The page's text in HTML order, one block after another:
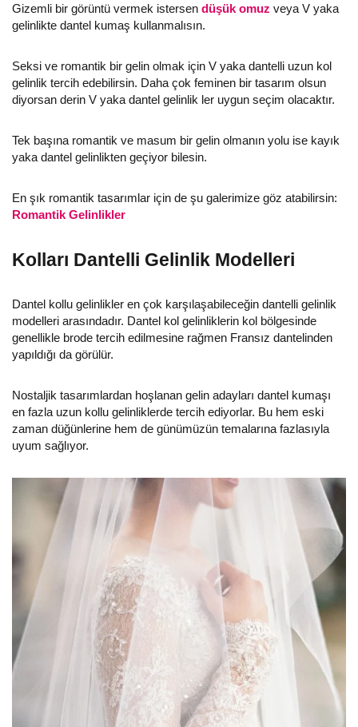
Gizemli bir görüntü vermek istersen düşük omuz veya V yaka
gelinlikte dantel kumaş kullanmalısın.
Seksi ve romantik bir gelin olmak için V yaka dantelli uzun kol
gelinlik tercih edebilirsin. Daha çok feminen bir tasarım olsun
diyorsan derin V yaka dantel gelinlik ler uygun seçim olacaktır.
Tek başına romantik ve masum bir gelin olmanın yolu ise kayık
yaka dantel gelinlikten geçiyor bilesin.
En şık romantik tasarımlar için de şu galerimize göz atabilirsin:
Romantik Gelinlikler
Kolları Dantelli Gelinlik Modelleri
Dantel kollu gelinlikler en çok karşılaşabileceğin dantelli gelinlik
modelleri arasındadır. Dantel kol gelinliklerin kol bölgesinde
genellikle brode tercih edilmesine rağmen Fransız dantelinden
yapıldığı da görülür.
Nostaljik tasarımlardan hoşlanan gelin adayları dantel kumaşı
en fazla uzun kollu gelinliklerde tercih ediyorlar. Bu hem eski
zaman düğünlerine hem de günümüzün temalarına fazlasıyla
uyum sağlıyor.